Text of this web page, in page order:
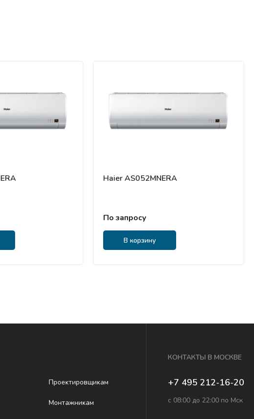
Haier AS052MNERA
По запросу
В корзину
Проеĸтировщиĸам
Монтажниĸам
КОНТАКТЫ В МОСКВЕ
+7 495 212-16-20
с 08:00 до 22:00 по Мск